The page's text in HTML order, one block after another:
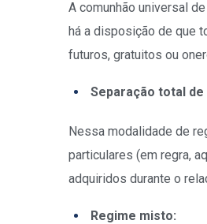
A comunhão universal
há a disposição de que
futuros, gratuitos ou
Separação total de
Nessa modalidade de
particulares (em regra,
adquiridos durante o
Regime misto: